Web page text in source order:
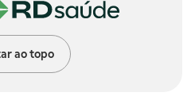
ao topo